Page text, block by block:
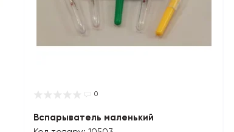
0
Вспарыватель маленький